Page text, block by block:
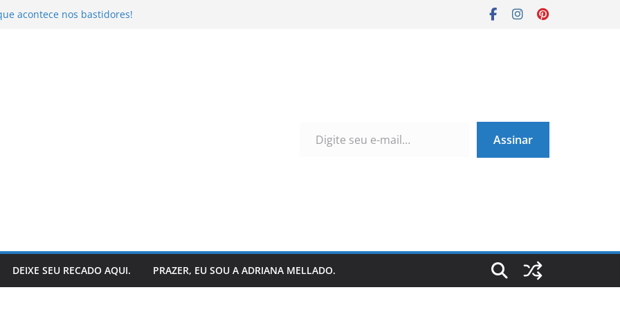
acontece nos bastidores!
Assinar
DEIXE SEU RECADO AQUI. PRAZER, EU SOU A ADRIANA MELLADO.